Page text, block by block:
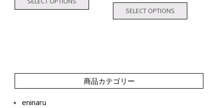
SELECT OPTIONS
商品カテゴリー
eninaru